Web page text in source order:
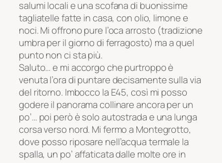
salumi locali e una scofana di buonissime
tagliatelle fatte in casa, con olio, limone e
noci. Mi offrono pure l’oca arrosto (tradizione
umbra per il giorno di ferragosto) ma a quel
punto non ci sta più.
Saluto… e mi accorgo che purtroppo è
venuta l’ora di puntare decisamente sulla via
del ritorno. Imbocco la E45, così mi posso
godere il panorama collinare ancora per un
po’… poi però è solo autostrada e una lunga
corsa verso nord. Mi fermo a Montegrotto,
dove posso riposare nell’acqua termale la
spalla, un po’ affaticata dalle molte ore in